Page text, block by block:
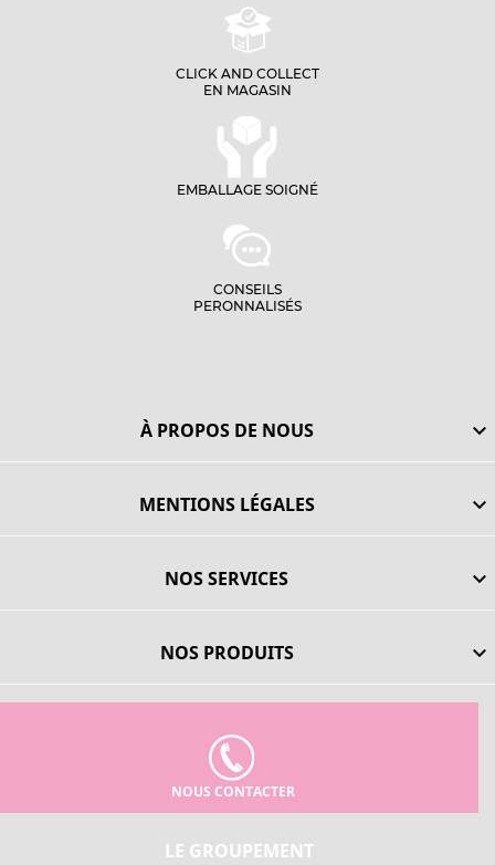
CLICK AND COLLECT
EN MAGASIN
EMBALLAGE SOIGNÉ
CONSEILS
PERONNALISÉS
À PROPOS DE NOUS 
MENTIONS LÉGALES 
NOS SERVICES 
NOS PRODUITS 
NOUS CONTACTER
LE GROUPEMENT